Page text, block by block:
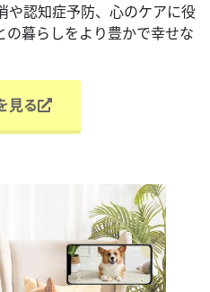
や認知症予防、心のケアに役
の暮らしをより豊かで幸せな
見る